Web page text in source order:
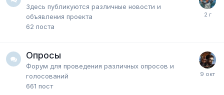
Здесь публикуются различные новости и
объявления проекта
62 поста
Опросы
Форум для проведения различных опросов и
голосований
661 пост